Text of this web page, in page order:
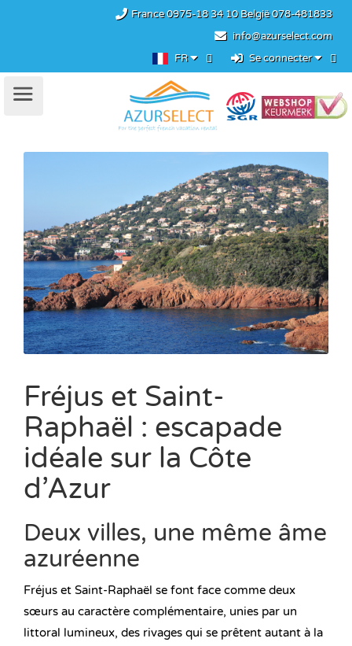
France0975-18 34 10België078-481833
info@azurselect.com
FR
Se connecter
Fréjus et Saint-
Raphaël : escapade
idéale sur la Côte
d’Azur
Deux villes, une même âme
azuréenne
Fréjus et Saint-Raphaël se font face comme deux
sœurs au caractère complémentaire, unies par un
littoral lumineux, des rivages qui se prêtent autant à la